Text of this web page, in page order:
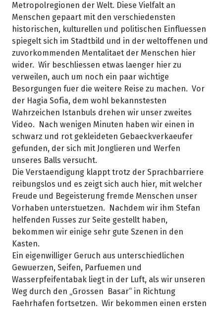
Metropolregionen der Welt. Diese Vielfalt an
Menschen gepaart mit den verschiedensten
historischen, kulturellen und politischen Einfluessen
spiegelt sich im Stadtbild und in der weltoffenen und
zuvorkommenden Mentalitaet der Menschen hier
wider. Wir beschliessen etwas laenger hier zu
verweilen, auch um noch ein paar wichtige
Besorgungen fuer die weitere Reise zu machen. Vor
der Hagia Sofia, dem wohl bekannstesten
Wahrzeichen Istanbuls drehen wir unser zweites
Video. Nach wenigen Minuten haben wir einen in
schwarz und rot gekleideten Gebaeckverkaeufer
gefunden, der sich mit Jonglieren und Werfen
unseres Balls versucht.
Die Verstaendigung klappt trotz der Sprachbarriere
reibungslos und es zeigt sich auch hier, mit welcher
Freude und Begeisterung fremde Menschen unser
Vorhaben unterstuetzen. Nachdem wir ihm Stefan
helfenden Fusses zur Seite gestellt haben,
bekommen wir einige sehr gute Szenen in den
Kasten.
Ein eigenwilliger Geruch aus unterschiedlichen
Gewuerzen, Seifen, Parfuemen und
Wasserpfeifentabak liegt in der Luft, als wir unseren
Weg durch den „Grossen Basar“ in Richtung
Faehrhafen fortsetzen. Wir bekommen einen ersten